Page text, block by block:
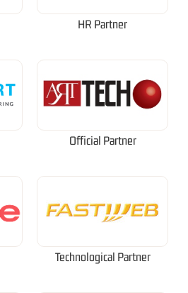
HR Partner
Official Partner
Technological Partner